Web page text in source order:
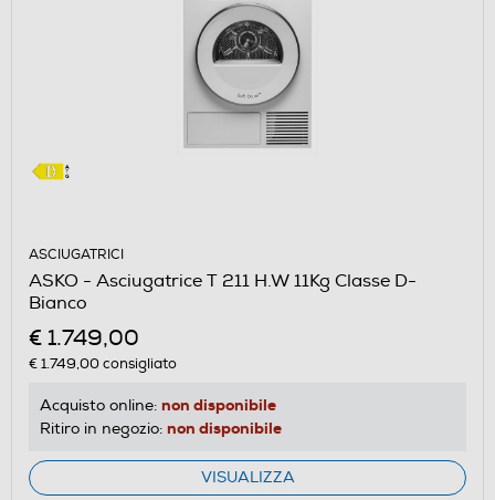
ASCIUGATRICI
ASKO - Asciugatrice T 211 H.W 11Kg Classe D-
Bianco
€ 1.749,00
€ 1.749,00consigliato
Acquisto online: non disponibile
Ritiro in negozio: non disponibile
VISUALIZZA